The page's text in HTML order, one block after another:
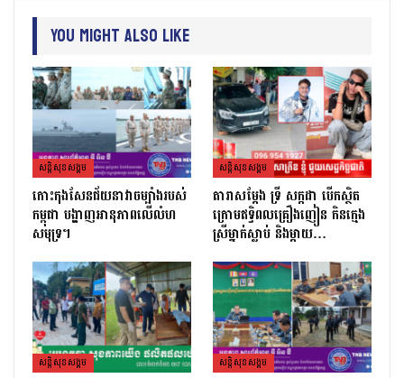
You Might Also Like
សន្តិសុខសង្គម
កោះកុងសែនជ័យនាវាចម្បាំងរបស់
កម្ពុជា បង្ហាញអានុភាពលើលំហ
សមុទ្រ។
សន្តិសុខសង្គម
តារាសម្ដែង ទ្រី សក្កដា បើកស្ថិត
ក្រោមឥទ្ធិពលគ្រឿងញៀន កិនក្មេង
ស្រីម្នាក់ស្លាប់ និងម្ដាយ…
សន្តិសុខសង្គម សន្តិសុខសង្គម